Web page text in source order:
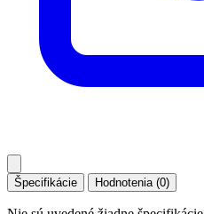
Špecifikácie Hodnotenia (0)